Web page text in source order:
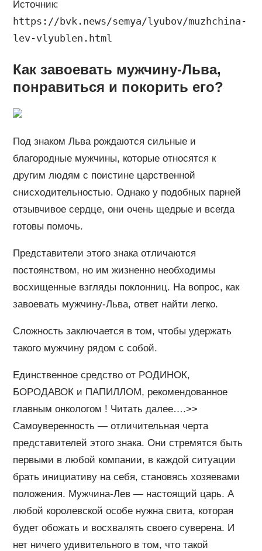
Источник:
https://bvk.news/semya/lyubov/muzhchina-
lev-vlyublen.html
Как завоевать мужчину-Льва,
понравиться и покорить его?
Под знаком Льва рождаются сильные и
благородные мужчины, которые относятся к
другим людям с поистине царственной
снисходительностью. Однако у подобных парней
отзывчивое сердце, они очень щедрые и всегда
готовы помочь.
Представители этого знака отличаются
постоянством, но им жизненно необходимы
восхищенные взгляды поклонниц. На вопрос, как
завоевать мужчину-Льва, ответ найти легко.
Сложность заключается в том, чтобы удержать
такого мужчину рядом с собой.
Единственное средство от РОДИНОК,
БОРОДАВОК и ПАПИЛЛОМ, рекомендованное
главным онкологом ! Читать далее….>>
Самоуверенность — отличительная черта
представителей этого знака. Они стремятся быть
первыми в любой компании, в каждой ситуации
брать инициативу на себя, становясь хозяевами
положения. Мужчина-Лев — настоящий царь. А
любой королевской особе нужна свита, которая
будет обожать и восхвалять своего суверена. И
нет ничего удивительного в том, что такой